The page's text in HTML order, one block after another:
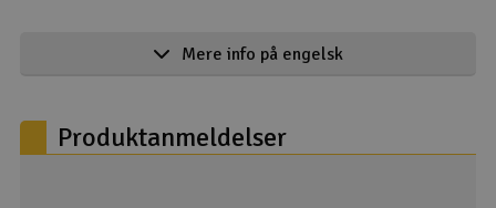
and easiest to fly scale RC airplane yet! Based on the
Carbon Cub by CubCrafters, an upgraded and thoroughly
Mere info på engelsk
Produktanmeldelser